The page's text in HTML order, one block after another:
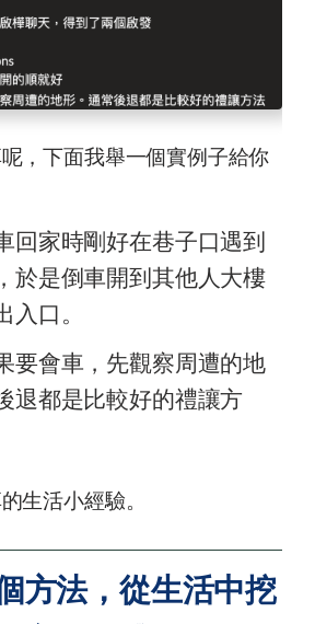
，下面我舉一個實例子給你
回家時剛好在巷子口遇到
於是倒車開到其他人大樓
入口。
要會車，先觀察周遭的地
退都是比較好的禮讓方
生活小經驗。
方法，從生活中挖